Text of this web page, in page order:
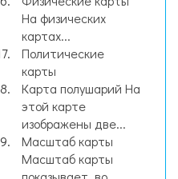
На физических
картах...
Политические
карты
Карта полушарий На
этой карте
изображены две...
Масштаб карты
Масштаб карты